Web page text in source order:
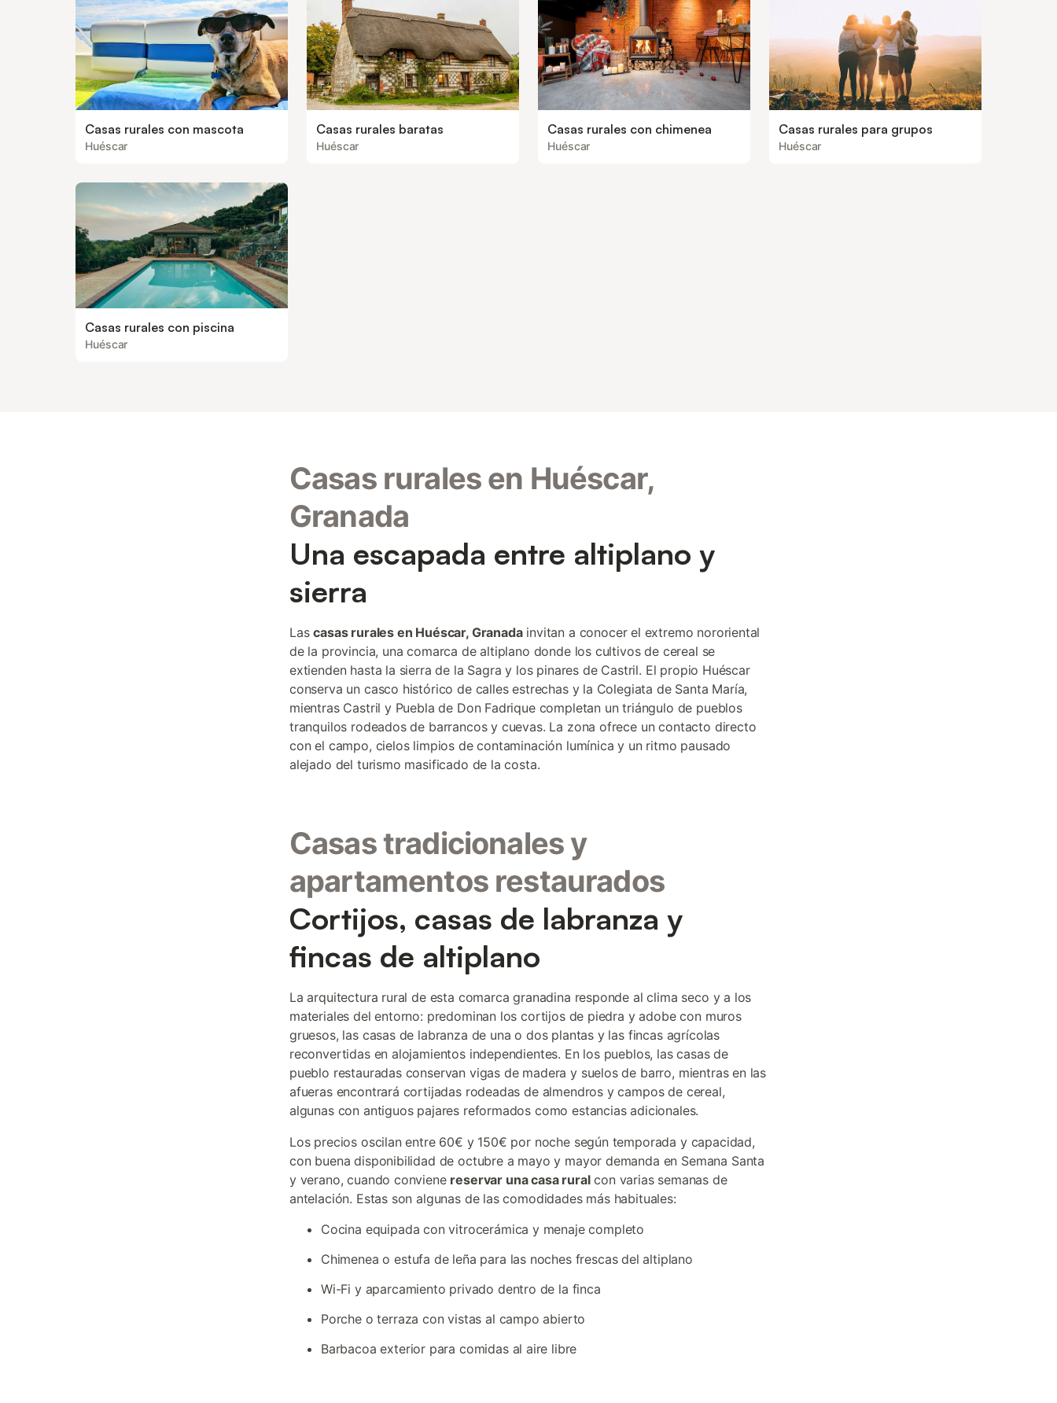
Casas rurales con mascota
Huéscar
Casas rurales baratas
Huéscar
Casas rurales con chimenea
Huéscar
Casas rurales para grupos
Huéscar
Casas rurales con piscina
Huéscar
Casas rurales en Huéscar,
Granada
Una escapada entre altiplano y
sierra
Lascasas rurales en Huéscar, Granadainvitan a conocer el extremo nororiental
de la provincia, una comarca de altiplano donde los cultivos de cereal se
extienden hasta la sierra de la Sagra y los pinares de Castril. El propio Huéscar
conserva un casco histórico de calles estrechas y la Colegiata de Santa María,
mientras Castril y Puebla de Don Fadrique completan un triángulo de pueblos
tranquilos rodeados de barrancos y cuevas. La zona ofrece un contacto directo
con el campo, cielos limpios de contaminación lumínica y un ritmo pausado
alejado del turismo masificado de la costa.
Casas tradicionales y
apartamentos restaurados
Cortijos, casas de labranza y
fincas de altiplano
La arquitectura rural de esta comarca granadina responde al clima seco y a los
materiales del entorno: predominan los cortijos de piedra y adobe con muros
gruesos, las casas de labranza de una o dos plantas y las fincas agrícolas
reconvertidas en alojamientos independientes. En los pueblos, las casas de
pueblo restauradas conservan vigas de madera y suelos de barro, mientras en las
afueras encontrará cortijadas rodeadas de almendros y campos de cereal,
algunas con antiguos pajares reformados como estancias adicionales.
Los precios oscilan entre 60€ y 150€ por noche según temporada y capacidad,
con buena disponibilidad de octubre a mayo y mayor demanda en Semana Santa
y verano, cuando conviene reservar una casa ruralcon varias semanas de
antelación. Estas son algunas de las comodidades más habituales:
Cocina equipada con vitrocerámica y menaje completo
Chimenea o estufa de leña para las noches frescas del altiplano
Wi-Fi y aparcamiento privado dentro de la finca
Porche o terraza con vistas al campo abierto
Barbacoa exterior para comidas al aire libre